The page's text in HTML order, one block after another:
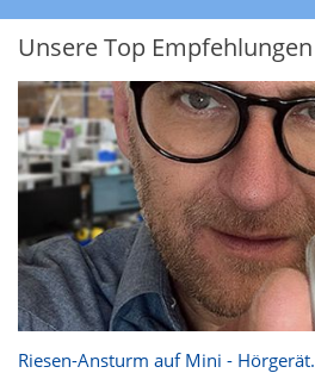
Unsere Top Empfehlungen
Riesen-Ansturm auf Mini - Hörgerät.